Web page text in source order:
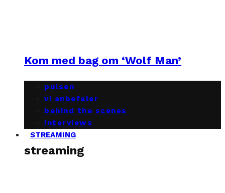
Kom med bag om ‘Wolf Man’
pulsen
vi anbefaler
behind the scenes
interviews
STREAMING
streaming